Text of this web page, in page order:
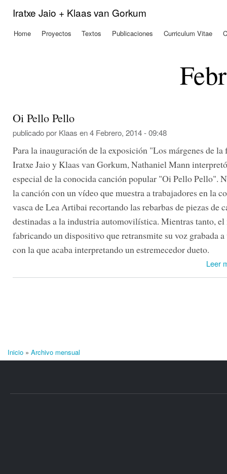
Iratxe Jaio + Klaas van Gorkum
Menú principal
Home Proyectos Textos Publicaciones Curriculum Vitae
Oi Pello Pello
publicado por Klaas en 4 Febrero, 2014 - 09:48
Para la inauguración de la exposición "Los márgenes de la
Iratxe Jaio y Klaas van Gorkum, Nathaniel Mann
especial de la conocida canción popular "Oi Pello Pello".
la canción con un vídeo que muestra a trabajadores en la
vasca de Lea Artibai recortando las rebarbas de piezas de
destinadas a la industria automovilística. Mientras tanto,
fabricando un dispositivo que retransmite su voz grabada
con la que acaba interpretando un estremecedor dueto.
Leer
Se encuentra usted aquí
Inicio » Archivo mensual